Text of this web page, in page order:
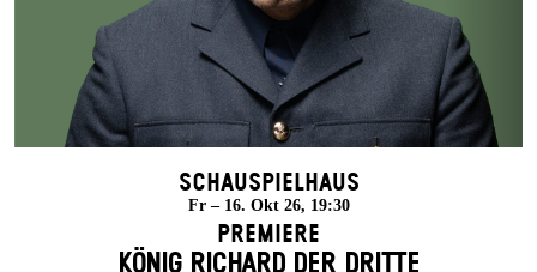
Schauspielhaus
Fr – 16. Okt 26, 19:30
Premiere
KÖNIG RICHARD DER DRITTE